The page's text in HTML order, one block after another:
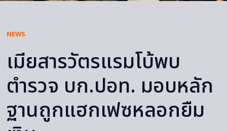
NEWS
เมียสารวัตรแรมโบ้พบ
ตำรวจ บก.ปอท. มอบหลัก
ฐานถูกแฮกเฟซหลอกยืม